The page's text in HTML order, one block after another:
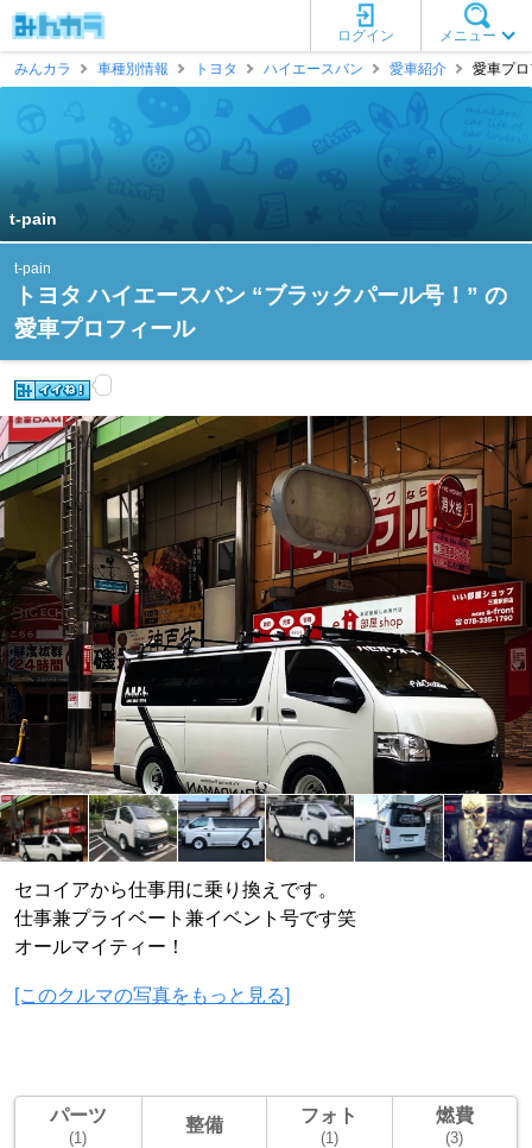
メニュー
ログイン
みんカラ
車種別情報 トヨタ ハイエースバン 愛車紹介 愛車プ
t-pain
t-pain
トヨタ ハイエースバン “ブラックパール号！” の
愛車プロフィール
セコイアから仕事用に乗り換えです。
仕事兼プライベート兼イベント号です笑
オールマイティー！
[このクルマの写真をもっと見る]
パーツ
(1)
整備 フォト
(1)
燃費
(3)